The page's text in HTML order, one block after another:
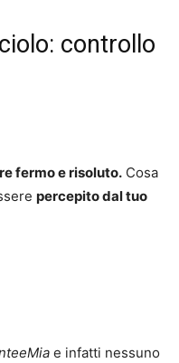
controllo
fermo e risoluto. Cosa
percepito dal tuo
e infatti nessuno